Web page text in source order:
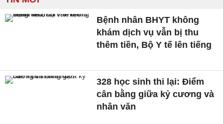
Bệnh nhân BHYT không
khám dịch vụ vẫn bị thu
thêm tiền, Bộ Y tế lên tiếng
328 học sinh thi lại: Điểm
cân bằng giữa kỷ cương và
nhân văn